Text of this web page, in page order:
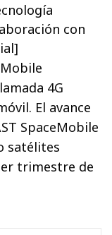
con
4G
El avance
SpaceMobile
satélites
trimestre de